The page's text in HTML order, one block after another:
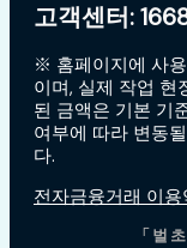
고객센터:
※ 홈페이지에 사
이며, 실제 작업 현
된 금액은 기본 기
여부에 따라 변동
다.
전자금융거래 이
「벌